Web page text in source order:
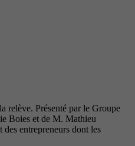
relève. Présenté par le Groupe
Boies et de M. Mathieu
entrepreneurs dont les